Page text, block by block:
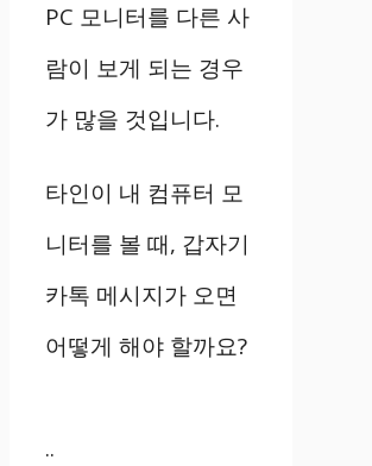
PC 모니터를 다른 사
람이 보게 되는 경우
가 많을 것입니다.
타인이 내 컴퓨터 모
니터를 볼 때, 갑자기
카톡 메시지가 오면
어떻게 해야 할까요?
..